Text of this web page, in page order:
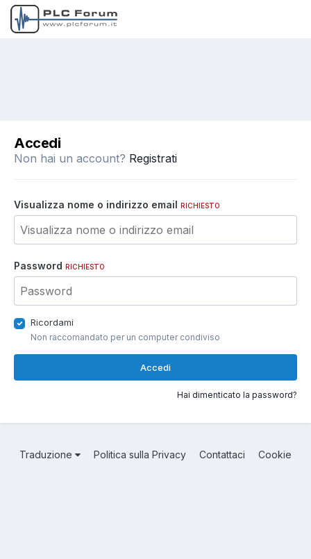
Accedi
Non hai un account? Registrati
Visualizza nome o indirizzo email RICHIESTO
Password RICHIESTO
Ricordami
Non raccomandato per un computer condiviso
Accedi
Hai dimenticato la password?
Traduzione Politica sulla Privacy Contattaci Cookie